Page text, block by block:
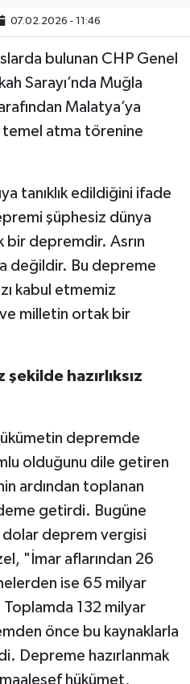
07.02.2026 - 11:46
bulunan CHP Genel
Sarayı’nda Muğla
Malatya’ya
temel atma törenine
tanıklık edildiğini ifade
şüphesiz dünya
depremdir. Asrın
değildir. Bu depreme
kabul etmemiz
milletin ortak bir
hazırlıksız
depremde
olduğunu dile getiren
ardından toplanan
getirdi. Bugüne
dolar deprem vergisi
"İmar aflarından 26
ise 65 milyar
132 milyar
önce bu kaynaklarla
Depreme hazırlanmak
hükümet,